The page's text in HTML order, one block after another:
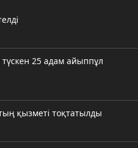
25 адам айыппұл
қызметі тоқтатылды